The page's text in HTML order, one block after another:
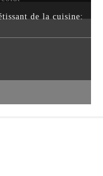
de la cuisine: